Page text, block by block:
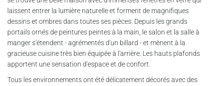
laissent entrer la lumière naturelle et forment de magnifiques
dessins et ombres dans toutes ses pièces. Depuis les grands
portails ornés de peintures peintes à la main, le salon et la salle à
manger s'étendent - agrémentés d'un billard - et mènent à la
gracieuse cuisine très bien équipée à l'arrière. Les hauts plafonds
apportent une sensation d'espace et de confort.
Tous les environnements ont été délicatement décorés avec des